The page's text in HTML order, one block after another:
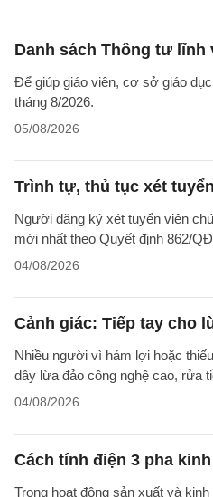
Danh sách Thông tư
Để giúp giáo viên, cơ sở giáo
tháng 8/2026.
05/08/2026
Trình tự, thủ tục xét
Người đăng ký xét tuyển viên
mới nhất theo Quyết định 862/
04/08/2026
Cảnh giác: Tiếp tay cho
Nhiều người vì hám lợi hoặc
dây lừa đảo công nghệ cao, rửa
04/08/2026
Cách tính điện 3 pha
Trong hoạt động sản xuất và